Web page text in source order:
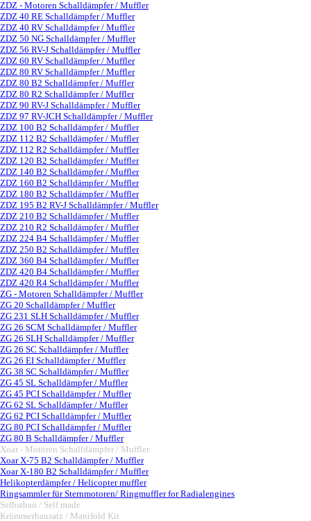
ZDZ - Motoren Schalldämpfer / Muffler▼
ZDZ 40 RE Schalldämpfer / Muffler
ZDZ 40 RV Schalldämpfer / Muffler
ZDZ 50 NG Schalldämpfer / Muffler
ZDZ 56 RV-J Schalldämpfer / Muffler
ZDZ 60 RV Schalldämpfer / Muffler
ZDZ 80 RV Schalldämpfer / Muffler
ZDZ 80 B2 Schalldämpfer / Muffler
ZDZ 80 R2 Schalldämpfer / Muffler
ZDZ 90 RV-J Schalldämpfer / Muffler
ZDZ 97 RV-JCH Schalldämpfer / Muffler
ZDZ 100 B2 Schalldämpfer / Muffler
ZDZ 112 B2 Schalldämpfer / Muffler
ZDZ 112 R2 Schalldämpfer / Muffler
ZDZ 120 B2 Schalldämpfer / Muffler
ZDZ 140 B2 Schalldämpfer / Muffler
ZDZ 160 B2 Schalldämpfer / Muffler
ZDZ 180 B2 Schalldämpfer / Muffler
ZDZ 195 B2 RV-J Schalldämpfer / Muffler
ZDZ 210 B2 Schalldämpfer / Muffler
ZDZ 210 R2 Schalldämpfer / Muffler
ZDZ 224 B4 Schalldämpfer / Muffler
ZDZ 250 B2 Schalldämpfer / Muffler
ZDZ 360 B4 Schalldämpfer / Muffler
ZDZ 420 B4 Schalldämpfer / Muffler
ZDZ 420 R4 Schalldämpfer / Muffler
ZG - Motoren Schalldämpfer / Muffler▼
ZG 20 Schalldämpfer / Muffler
ZG 231 SLH Schalldämpfer / Muffler
ZG 26 SCM Schalldämpfer / Muffler
ZG 26 SLH Schalldämpfer / Muffler
ZG 26 SC Schalldämpfer / Muffler
ZG 26 EI Schalldämpfer / Muffler
ZG 38 SC Schalldämpfer / Muffler
ZG 45 SL Schalldämpfer / Muffler
ZG 45 PCI Schalldämpfer / Muffler
ZG 62 SL Schalldämpfer / Muffler
ZG 62 PCI Schalldämpfer / Muffler
ZG 80 PCI Schalldämpfer / Muffler
ZG 80 B Schalldämpfer / Muffler
Xoar - Motoren Schalldämpfer / Muffler
Xoar X-75 B2 Schalldämpfer / Muffler
Xoar X-180 B2 Schalldämpfer / Muffler
Helikopterdämpfer / Helicopter muffler
Ringsammler für Sternmotoren/ Ringmuffler for Radialengines
Selbstbau / Self made
Krümmerbausatz / Manifold Kit